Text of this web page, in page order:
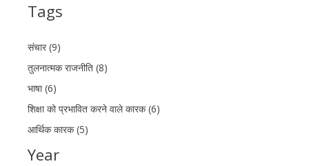
Tags
संचार (9)
तुलनात्मक राजनीति (8)
भाषा (6)
शिक्षा को प्रभावित करने वाले कारक (6)
आर्थिक कारक (5)
Year